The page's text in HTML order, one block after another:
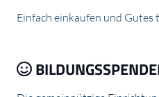
Einfach einkaufen und Gutes